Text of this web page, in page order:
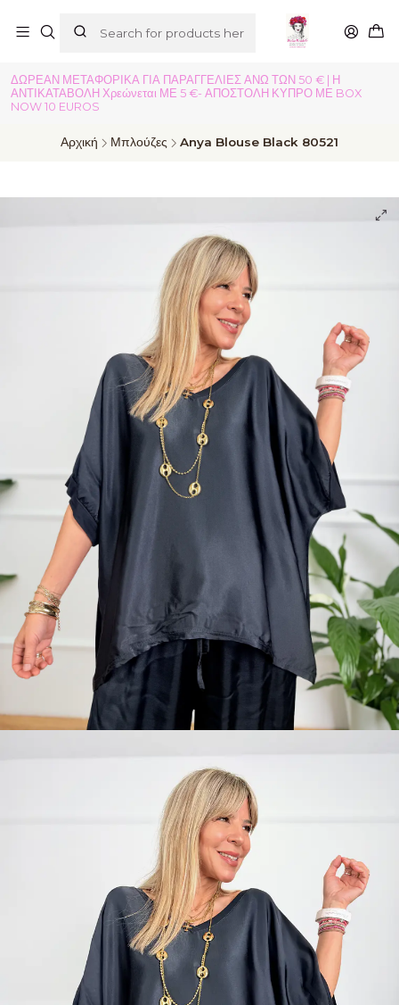
ΔΩΡΕΑΝ ΜΕΤΑΦΟΡΙΚΑ ΓΙΑ ΠΑΡΑΓΓΕΛΙΕΣ ΑΝΩ ΤΩΝ 50 € | Η
ΑΝΤΙΚΑΤΑΒΟΛΗ Χρεώνεται ΜΕ 5 €- ΑΠΟΣΤΟΛΗ ΚΥΠΡΟ ΜΕ BOX
NOW 10 EUROS
Αρχική Μπλούζες Anya Blouse Black 80521